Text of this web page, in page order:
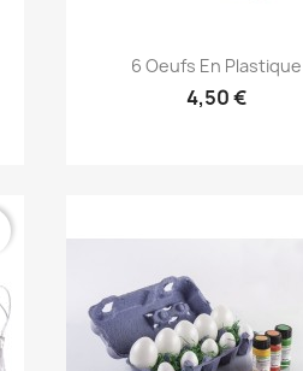
Aperçu rapide
6 Oeufs En Plastique
4,50 €